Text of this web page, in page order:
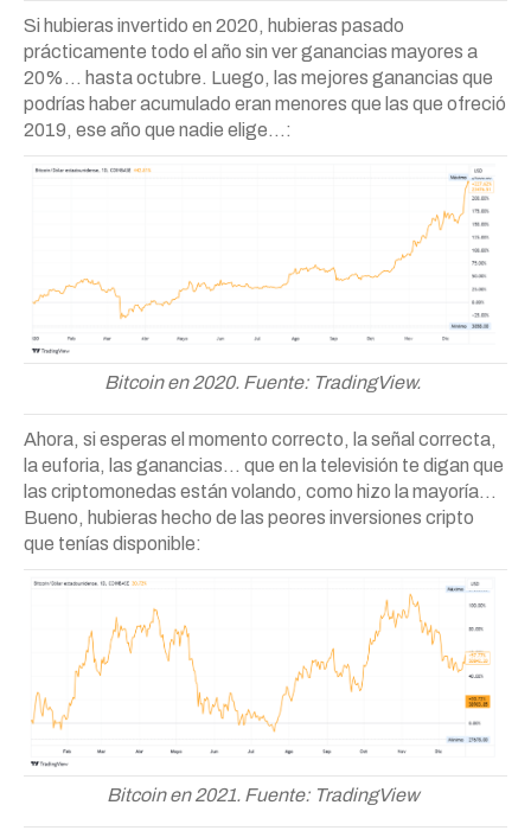
Si hubieras invertido en 2020, hubieras pasado
prácticamente todo el año sin ver ganancias mayores a
20%… hasta octubre. Luego, las mejores ganancias que
podrías haber acumulado eran menores que las que ofreció
2019, ese año que nadie elige…:
Bitcoin en 2020. Fuente: TradingView.
Ahora, si esperas el momento correcto, la señal correcta,
la euforia, las ganancias… que en la televisión te digan que
las criptomonedas están volando, como hizo la mayoría…
Bueno, hubieras hecho de las peores inversiones cripto
que tenías disponible:
Bitcoin en 2021. Fuente: TradingView